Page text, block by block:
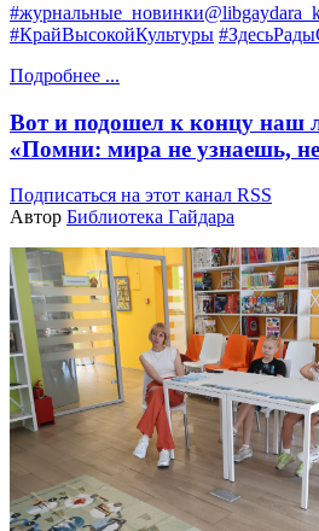
#КрайВысокойКультуры
Подробнее ...
Вот и подошел к концу наш
«Помни: мира не узнаешь, не
Подписаться на этот канал RSS
Автор Библиотека Гайдара